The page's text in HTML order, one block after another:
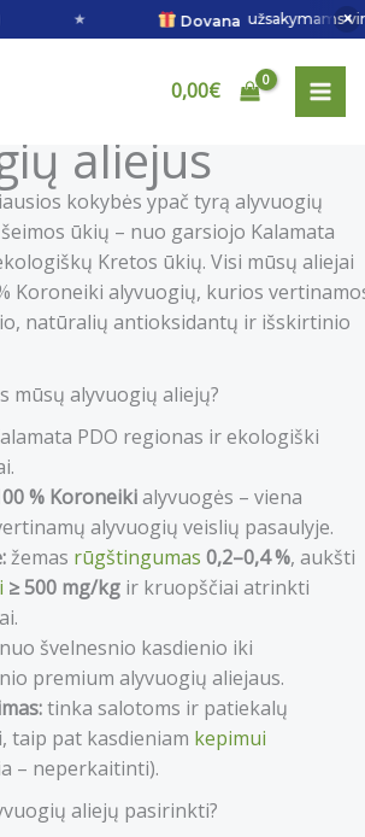
Dovanaužsakymams virš ×
0,00€
aliejus
kokybės ypač tyrą alyvuogių
ūkių – nuo garsiojo Kalamata
Kretos ūkių. Visi mūsų aliejai
Koroneiki alyvuogių, kurios
natūralių antioksidantų ir išskirtinio
mūsų alyvuogių aliejų?
PDO regionas ir ekologiški
% Koroneikialyvuogės – viena
alyvuogių veislių pasaulyje.
žemas rūgštingumas 0,2–0,4 %, aukšti
≥ 500 mg/kg ir kruopščiai atrinkti
švelnesnio kasdienio iki
premium alyvuogių aliejaus.
tinka salotoms ir patiekalų
taip pat kasdieniam kepimui
– neperkaitinti).
aliejų pasirinkti?